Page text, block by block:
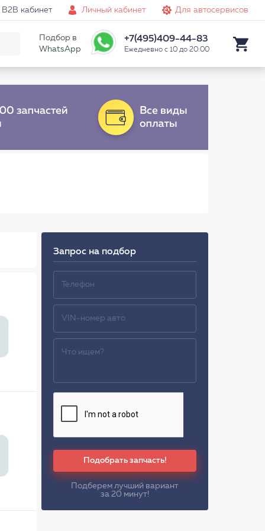
B2B кабинет Личный кабинет Для автосервисов
Подбор в
WhatsApp
+7(495)409-44-83
Ежедневно с 10 до 20:00
Запрос на подбор
Подобрать запчасть!
Подберем лучший вариант
за 20 минут!